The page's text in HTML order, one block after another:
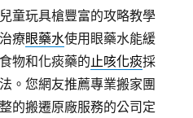
兒童玩具槍豐富的攻略教學
療眼藥水使用眼藥水能緩
物和化痰藥的止咳化痰採
。您網友推薦專業搬家團
的搬遷原廠服務的公司定